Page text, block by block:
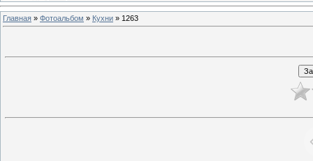
Главная » Фотоальбом » Кухни » 1263